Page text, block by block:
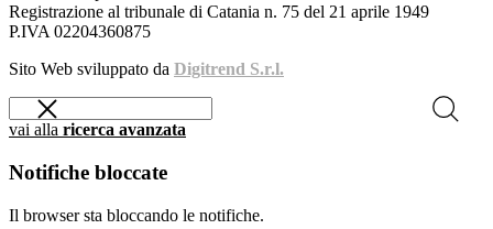
Registrazione al tribunale di Catania n. 75 del 21 aprile 1949
P.IVA 02204360875
Sito Web sviluppato da Digitrend S.r.l.
vai alla ricerca avanzata
Notifiche bloccate
Il browser sta bloccando le notifiche.